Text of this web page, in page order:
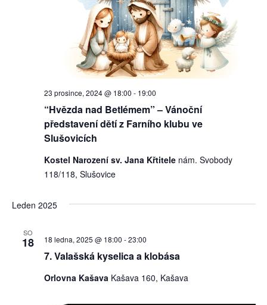
“Hvězda nad Betlémem” – Vánoční
představení dětí z Farního klubu ve
Slušovicích
23 prosince, 2024 @ 18:00 - 19:00
Kostel Narození sv. Jana Křtitele nám. Svobody
118/118, Slušovice
Leden 2025
SO
18
7. Valašská kyselica a klobása
18 ledna, 2025 @ 18:00 -23:00
Orlovna Kašava Kašava 160, Kašava